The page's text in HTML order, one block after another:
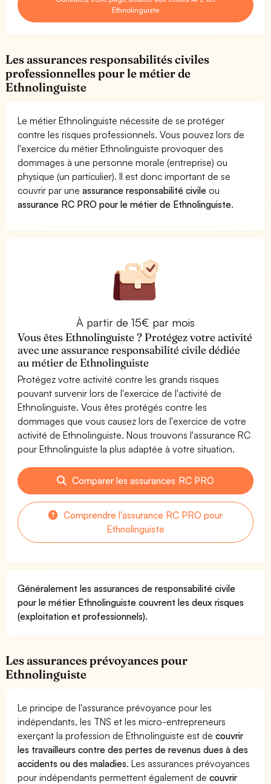
Ethnolinguiste
Les assurances responsabilités civiles
professionnelles pour le métier de
Ethnolinguiste
Le métier Ethnolinguiste nécessite de se protéger
contre les risques professionnels. Vous pouvez lors de
l'exercice du métier Ethnolinguiste provoquer des
dommages à une personne morale (entreprise) ou
physique (un particulier). Il est donc important de se
couvrir par uneassurance responsabilité civile ou
assurance RC PRO pour le métier de Ethnolinguiste.
À partir de 15€ par mois
Vous êtes Ethnolinguiste ? Protégez votre activité
avec une assurance responsabilité civile dédiée
au métier de Ethnolinguiste
Protégez votre activité contre les grands risques
pouvant survenir lors de l'exercice de l'activité de
Ethnolinguiste. Vous êtes protégés contre les
dommages que vous causez lors de l'exercice de votre
activité de Ethnolinguiste. Nous trouvons l'assurance RC
pour Ethnolinguiste la plus adaptée à votre situation.
Comparer les assurances RC PRO
Comprendre l'assurance RC PRO pour
Ethnolinguiste
Généralement les assurances de responsabilité civile
pour le métier Ethnolinguiste couvrent les deux risques
(exploitation et professionnels).
Les assurances prévoyances pour
Ethnolinguiste
Le principe de l'assurance prévoyance pour les
indépendants, les TNS et les micro-entrepreneurs
exerçant la profession de Ethnolinguiste est decouvrir
les travailleurs contre des pertes de revenus dues à des
accidents ou des maladies. Les assurances prévoyances
pour indépendants permettent également decouvrir